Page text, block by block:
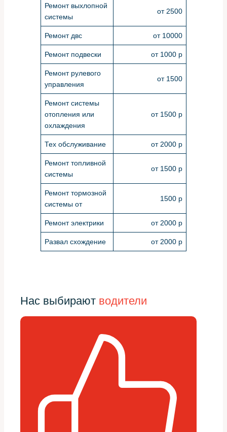
Ремонт выхлопной
системы
от 2500
Ремонт двс от 10000
Ремонт подвески от 1000 р
Ремонт рулевого
управления
от 1500
Ремонт системы
отопления или
охлаждения
от 1500 р
Тех обслуживание от 2000 р
Ремонт топливной
системы
от 1500 р
Ремонт тормозной
системы от
1500 р
Ремонт электрики от 2000 р
Развал схождение от 2000 р
Нас выбирают водители